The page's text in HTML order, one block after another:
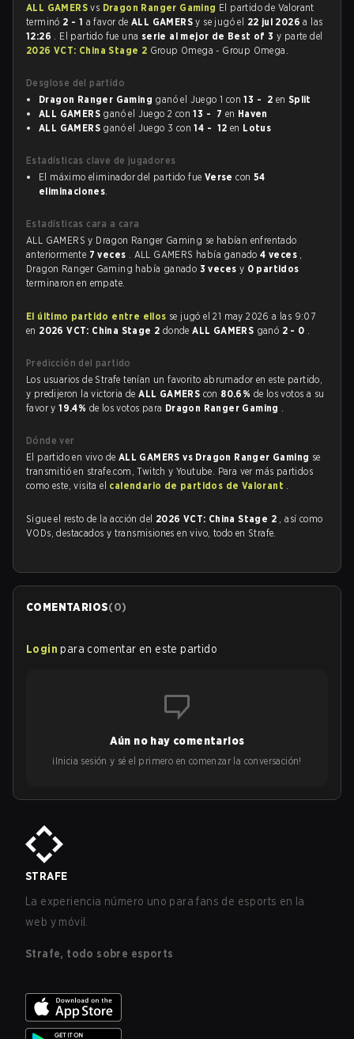
ALL GAMERSvs Dragon Ranger Gaming El partido de Valorant
terminó 2 - 1 a favor deALL GAMERSy se jugó el 22 jul 2026a las
12:26 . El partido fue una serie al mejor de Best of 3y parte del
2026 VCT: China Stage 2 Group Omega - Group Omega.
Desglose del partido
Dragon Ranger Gaming ganó el Juego 1 con13 - 2 en Split
ALL GAMERS ganó el Juego 2 con13 - 7 en Haven
ALL GAMERS ganó el Juego 3 con14 - 12 en Lotus
Estadísticas clave de jugadores
El máximo eliminador del partido fue Verse con 54
eliminaciones.
Estadísticas cara a cara
ALL GAMERS y Dragon Ranger Gaming se habían enfrentado
anteriormente 7 veces . ALL GAMERS había ganado4 veces ,
Dragon Ranger Gaming había ganado 3 veces y 0 partidos
terminaron en empate.
El último partido entre ellos se jugó el 21 may 2026 a las 9:07
en 2026 VCT: China Stage 2 dondeALL GAMERS ganó 2 - 0 .
Predicción del partido
Los usuarios de Strafe tenían un favorito abrumador en este partido,
y predijeron la victoria deALL GAMERS con 80.6% de los votos a su
favor y19.4% de los votos para Dragon Ranger Gaming .
Dónde ver
El partido en vivo de ALL GAMERS vs Dragon Ranger Gaming se
transmitió en strafe.com, Twitch y Youtube. Para ver más partidos
como este, visita el calendario de partidos de Valorant .
Sigue el resto de la acción del 2026 VCT: China Stage 2 , así como
VODs, destacados y transmisiones en vivo, todo en Strafe.
COMENTARIOS(0)
Login para comentar en este partido
Aún no hay comentarios
¡Inicia sesión y sé el primero en comenzar la conversación!
STRAFE
La experiencia número uno para fans de esports en la
web y móvil.
Strafe, todo sobre esports